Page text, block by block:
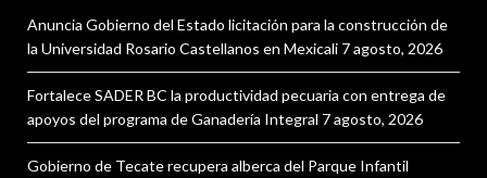
Anuncia Gobierno del Estado licitación para la construcción de
la Universidad Rosario Castellanos en Mexicali 7 agosto, 2026
Fortalece SADER BC la productividad pecuaria con entrega de
apoyos del programa de Ganadería Integral 7 agosto, 2026
Gobierno de Tecate recupera alberca del Parque Infantil